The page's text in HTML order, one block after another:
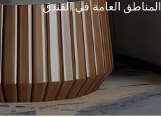
العامة في الفندق